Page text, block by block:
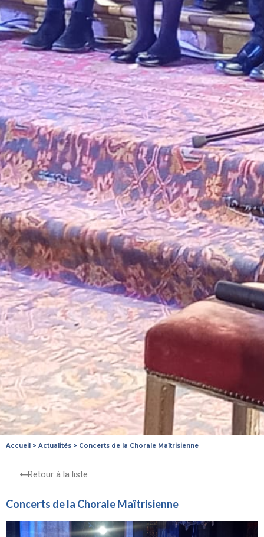
Accueil > Actualités > Concerts de la Chorale Maîtrisienne
Retour à la liste
Concerts de la Chorale Maîtrisienne